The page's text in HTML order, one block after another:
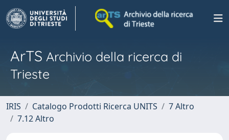
ArTS Archivio della ricerca di
Trieste
IRIS Catalogo Prodotti Ricerca UNITS
7 Altro
7.12 Altro